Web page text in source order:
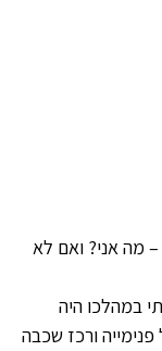
– מה אני? ואם לא
במהלכו היה
ורכז שכבה